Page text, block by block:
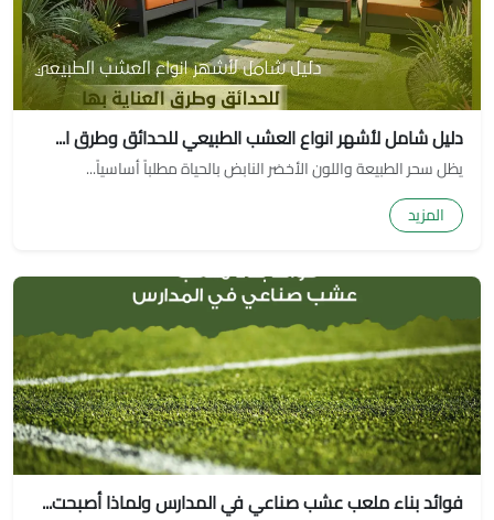
دليل شامل لأشهر انواع العشب الطبيعي للحدائق وطرق ا...
يظل سحر الطبيعة واللون الأخضر النابض بالحياة مطلباً أساسياً...
المزيد
فوائد بناء ملعب عشب صناعي في المدارس ولماذا أصبحت...